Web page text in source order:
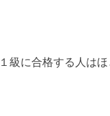
級に合格する人は